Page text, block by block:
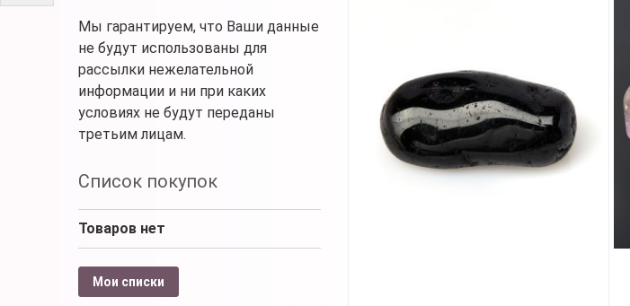
Мы гарантируем, что Ваши данные
не будут использованы для
рассылки нежелательной
информации и ни при каких
условиях не будут переданы
третьим лицам.
Список покупок
Товаров нет
Мои списки